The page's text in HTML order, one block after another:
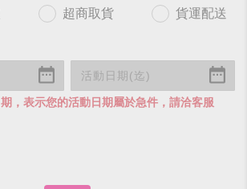
超商取貨 貨運配送
，表示您的活動日期屬於急件，請洽客服